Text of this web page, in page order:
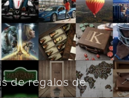
de regalos de